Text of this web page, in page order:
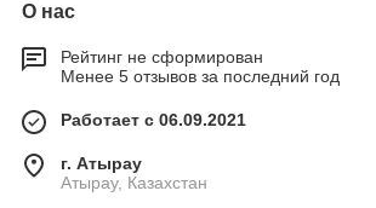
О нас
Рейтинг не сформирован
Менее 5 отзывов за последний год
Работает с 06.09.2021
г. Атырау
Атырау, Казахстан